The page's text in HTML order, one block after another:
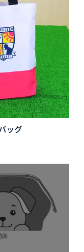
ッグ